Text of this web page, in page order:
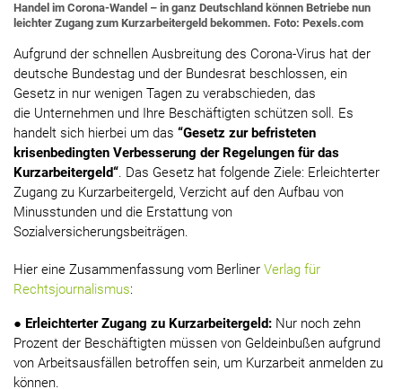
Handel im Corona-Wandel – in ganz Deutschland können Betriebe nun
leichter Zugang zum Kurzarbeitergeld bekommen. Foto: Pexels.com
Aufgrund der schnellen Ausbreitung des Corona-Virus hat der
deutsche Bundestag und der Bundesrat beschlossen, ein
Gesetz in nur wenigen Tagen zu verabschieden, das
die Unternehmen und Ihre Beschäftigten schützen soll. Es
handelt sich hierbei um das “Gesetz zur befristeten
krisenbedingten Verbesserung der Regelungen für das
Kurzarbeitergeld“. Das Gesetz hat folgende Ziele: Erleichterter
Zugang zu Kurzarbeitergeld, Verzicht auf den Aufbau von
Minusstunden und die Erstattung von
Sozialversicherungsbeiträgen.
Hier eine Zusammenfassung vom Berliner Verlag für
Rechtsjournalismus:
● Erleichterter Zugang zu Kurzarbeitergeld: Nur noch zehn
Prozent der Beschäftigten müssen von Geldeinbußen aufgrund
von Arbeitsausfällen betroffen sein, um Kurzarbeit anmelden zu
können.